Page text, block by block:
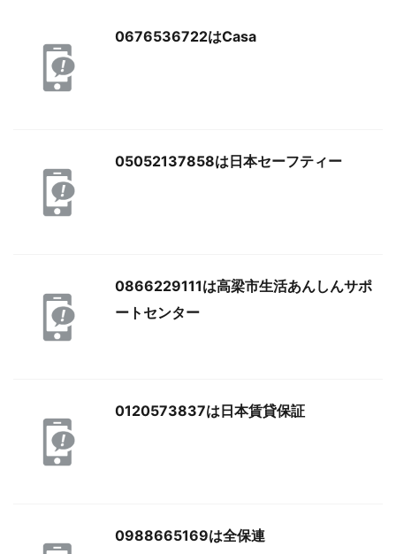
0676536722はCasa
05052137858は日本セーフティー
0866229111は高梁市生活あんしんサポ
ートセンター
0120573837は日本賃貸保証
0988665169は全保連